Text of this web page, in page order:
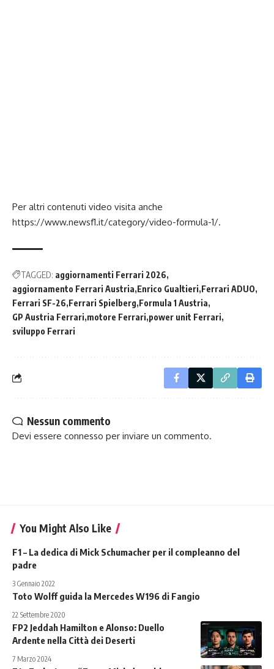
Per altri contenuti video visita anche
https://www.newsf1.it/category/video-formula-1/.
TAGGED: aggiornamenti Ferrari 2026
aggiornamento Ferrari Austria Enrico Gualtieri Ferrari ADUO
Ferrari SF-26 Ferrari Spielberg Formula 1 Austria
GP Austria Ferrari motore Ferrari power unit Ferrari
sviluppo Ferrari
Nessun commento
Devi essere connesso per inviare un commento.
You Might Also Like
F1 – La dedica di Mick Schumacher per il compleanno del
padre
3 Gennaio 2022
Toto Wolff guida la Mercedes W196 di Fangio
22 Settembre 2020
FP2 Jeddah Hamilton e Alonso: Duello
Ardente nella Città dei Deserti
7 Marzo 2024